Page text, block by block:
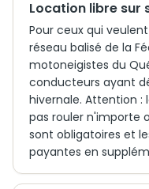
Location libre sur
Pour ceux qui
réseau balisé de la
motoneigistes du
conducteurs ayant
hivernale. Attention :
pas rouler n'importe
sont obligatoires et
payantes en